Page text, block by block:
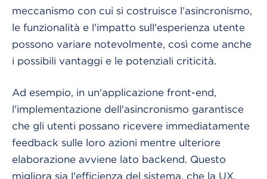
meccanismo con cui si costruisce l’asincronismo,
le funzionalità e l'impatto sull'esperienza utente
possono variare notevolmente, così come anche
i possibili vantaggi e le potenziali criticità.
Ad esempio, in un'applicazione front-end,
l'implementazione dell'asincronismo garantisce
che gli utenti possano ricevere immediatamente
feedback sulle loro azioni mentre ulteriore
elaborazione avviene lato backend. Questo
migliora sia l'efficienza del sistema, che la UX.